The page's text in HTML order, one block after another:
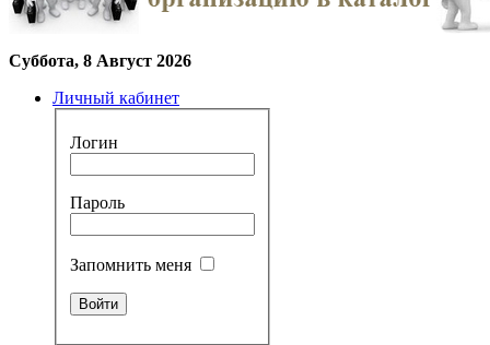
Суббота, 8 Август 2026
Личный кабинет
Логин
Пароль
Запомнить меня